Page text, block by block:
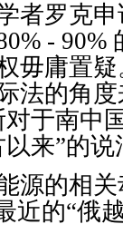
者罗克
- 90%
毋庸置
法的角
于南中
来”的
源的相
近的“俄